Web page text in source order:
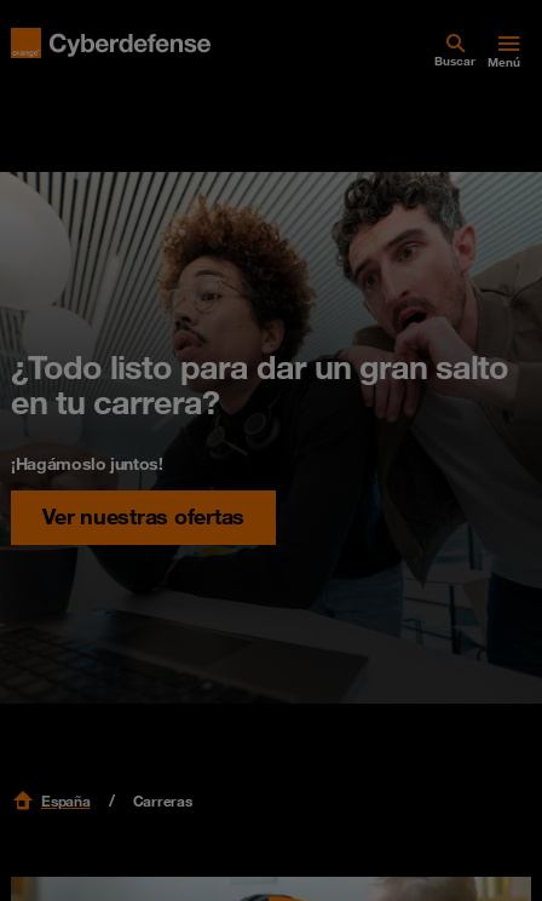
Buscar Menú
¿Todo listo para dar un gran salto
en tu carrera?
¡Hagámoslo juntos!
Ver nuestras ofertas
España Carreras